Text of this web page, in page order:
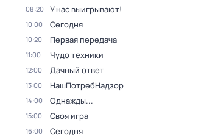
08:20 У нас выигрывают!
10:00 Сегодня
10:20 Первая передача
11:00 Чудо техники
12:00 Дачный ответ
13:00 НашПотребНадзор
14:00 Однажды...
15:00 Своя игра
16:00 Сегодня